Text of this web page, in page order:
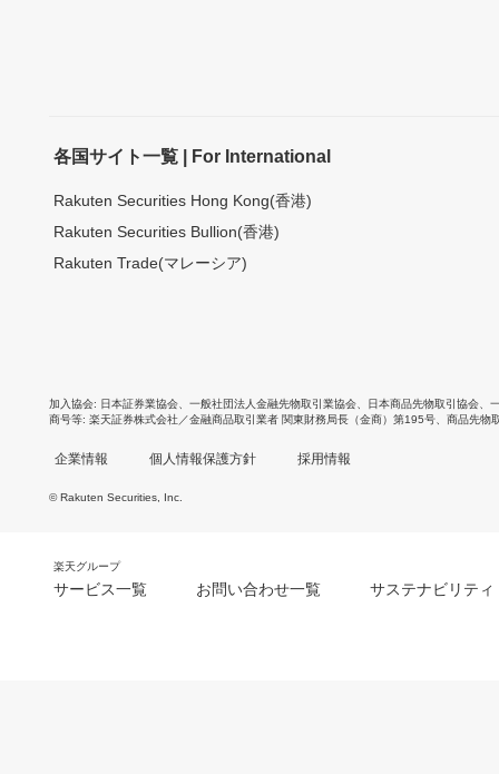
各国サイト一覧 | For International
Rakuten Securities Hong Kong(香港)
Rakuten Securities Bullion(香港)
Rakuten Trade(マレーシア)
加入協会 日本証券業協会 一般社団法人金融先物取引業協会 日本商品先物取引協会
商号等 楽天証券株式会社／金融商品取引業者 関東財務局長（金商）第195号、商品先物
企業情報 個人情報保護方針 採用情報
© Rakuten Securities, Inc.
楽天グループ
サービス一覧 お問い合わせ一覧 サステナビリティ